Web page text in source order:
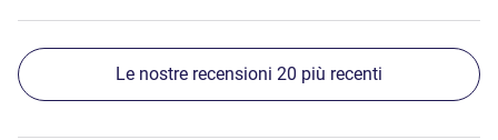
Le nostre recensioni 20 più recenti